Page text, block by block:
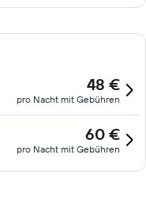
48 €
pro Nacht mit Gebühren
60 €
pro Nacht mit Gebühren